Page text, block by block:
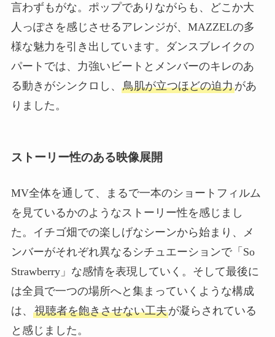
言わずもがな。ポップでありながらも、どこか大
人っぽさを感じさせるアレンジが、MAZZELの多
様な魅力を引き出しています。ダンスブレイクの
パートでは、力強いビートとメンバーのキレのあ
る動きがシンクロし、 鳥肌が立つほどの迫力があ
りました。
ストーリー性のある映像展開
MV全体を通して、まるで一本のショートフィルム
を見ているかのようなストーリー性を感じまし
た。イチゴ畑での楽しげなシーンから始まり、メ
ンバーがそれぞれ異なるシチュエーションで「So
Strawberry」な感情を表現していく。そして最後に
は全員で一つの場所へと集まっていくような構成
は、 視聴者を飽きさせない工夫が凝らされている
と感じました。